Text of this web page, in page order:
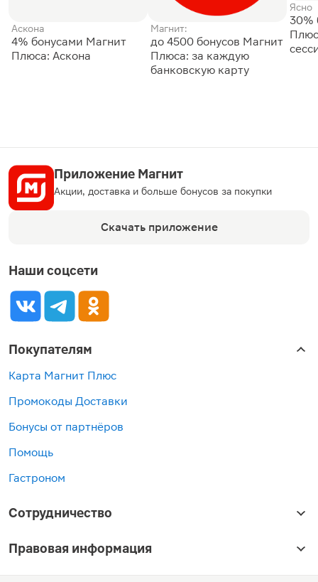
Аскона
4% бонусами Магнит
Плюса: Аскона
Магнит:
до 4500 бонусов Магнит
Плюса: за каждую
банковскую карту
Ясно
30%
Приложение Магнит
Акции, доставка и больше бонусов за покупки
Скачать приложение
Наши соцсети
Покупателям
Карта Магнит Плюс
Промокоды Доставки
Бонусы от партнёров
Помощь
Гастроном
Сотрудничество
Правовая информация